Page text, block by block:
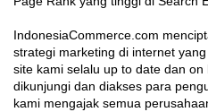
IndonesiaCommerce.com
strategi marketing di internet
site kami selalu up to date dan on
dikunjungi dan diakses para
kami mengajak semua